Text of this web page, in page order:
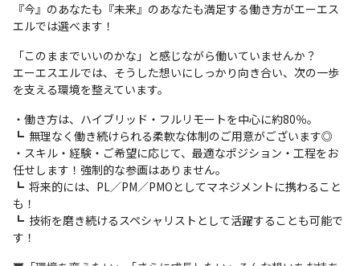
『今』のあなたも『未来』のあなたも満足する働き方がエーエス
エルでは選べます！
「このままでいいのかな」と感じながら働いていませんか？
エーエスエルでは、そうした想いにしっかり向き合い、次の一歩
を支える環境を整えています。
・働き方は、ハイブリッド・フルリモートを中心に約80％。
┗  無理なく働き続けられる柔軟な体制のご用意がございます◎
・スキル・経験・ご希望に応じて、最適なポジション・工程をお
任せします！強制的な参画はありません。
┗  将来的には、PL／PM／PMOとしてマネジメントに携わること
も！
┗  技術を磨き続けるスペシャリストとして活躍することも可能で
す！